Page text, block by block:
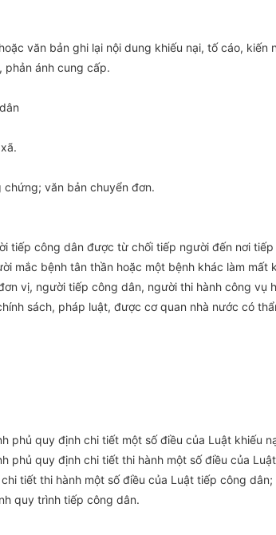
văn bản ghi lại nội dung khiếu nại, tố cáo,
phản ánh cung cấp.
chứng; văn bản chuyển đơn.
tiếp công dân được từ chối tiếp người đến nơi
mắc bệnh tân thần hoặc một bệnh khác làm mất
vị, người tiếp công dân, người thi hành công vụ
sách, pháp luật, được cơ quan nhà nước có
phủ quy định chi tiết một số điều của Luật khiếu
phủ quy định chi tiết thi hành một số điều của
tiết thi hành một số điều của Luật tiếp công dân;
quy trình tiếp công dân.